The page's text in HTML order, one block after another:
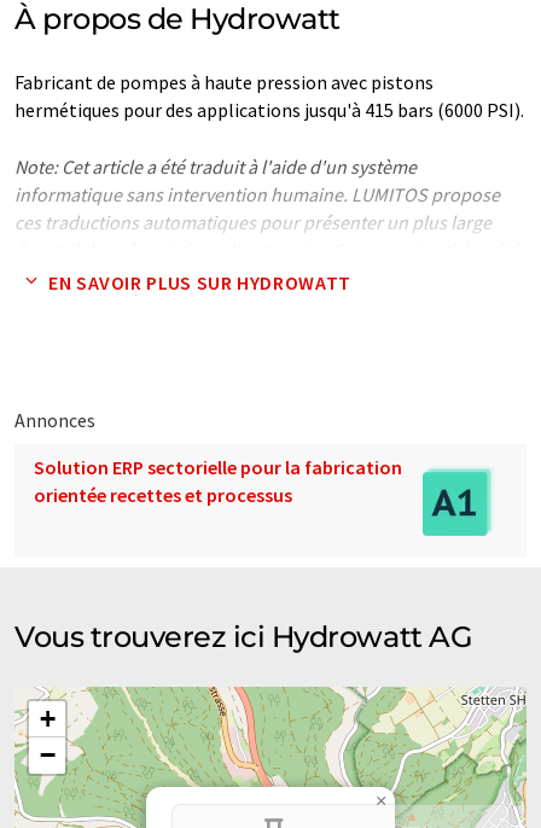
À propos de Hydrowatt
Fabricant de pompes à haute pression avec pistons
hermétiques pour des applications jusqu'à 415 bars (6000 PSI).
Note: Cet article a été traduit à l'aide d'un système
informatique sans intervention humaine. LUMITOS propose
ces traductions automatiques pour présenter un plus large
traduit avec traduction automatique, il est possible qu'il
EN SAVOIR PLUS SUR HYDROWATT
Annonces
Solution ERP sectorielle pour la fabrication
orientée recettes et processus
Vous trouverez ici Hydrowatt AG
×
+
−